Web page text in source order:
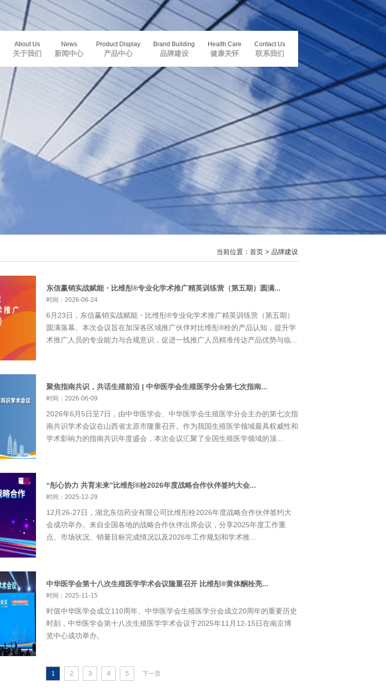
About Us
关于我们
News
新闻中心
Product Display
产品中心
Brand Building
品牌建设
Health Care
健康关怀
Contact Us
联系我们
当前位置： 首页 > 品牌建设
东信赢销实战赋能・比维彤®专业化学术推广精英训练营（第五期）圆满...
时间：2026-06-24
6月23日，东信赢销实战赋能・比维彤®专业化学术推广精英训练营（第五期）
圆满落幕。本次会议旨在加深各区域推广伙伴对比维彤®栓的产品认知，提升学
术推广人员的专业能力与合规意识，促进一线推广人员精准传达产品优势与临...
聚焦指南共识，共话生殖前沿 | 中华医学会生殖医学分会第七次指南...
时间：2026-06-09
2026年6月5日至7日，由中华医学会、中华医学会生殖医学分会主办的第七次指
南共识学术会议在山西省太原市隆重召开。作为我国生殖医学领域最具权威性和
学术影响力的指南共识年度盛会，本次会议汇聚了全国生殖医学领域的顶...
“彤心协力 共育未来”比维彤®栓2026年度战略合作伙伴签约大会...
时间：2025-12-29
12月26-27日，湖北东信药业有限公司比维彤栓2026年度战略合作伙伴签约大
会成功举办。来自全国各地的战略合作伙伴出席会议，分享2025年度工作重
点、市场状况、销量目标完成情况以及2026年工作规划和学术推...
中华医学会第十八次生殖医学学术会议隆重召开 比维彤®黄体酮栓亮...
时间：2025-11-15
时值中华医学会成立110周年、中华医学会生殖医学分会成立20周年的重要历史
时刻，中华医学会第十八次生殖医学学术会议于2025年11月12-15日在南京博
览中心成功举办。
1 2 3 4 5 下一页